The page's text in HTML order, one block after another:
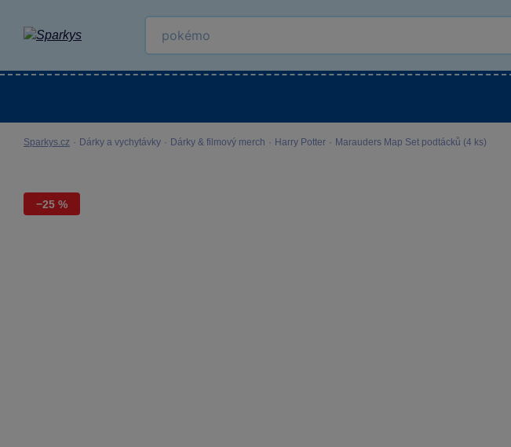
Sparkys.cz · Dárky a vychytávky · Dárky & filmový merch · Harry Potter · Marauders Map Set podtácků (4 ks)
−25 %